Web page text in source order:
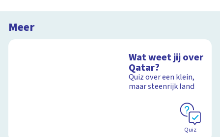
Meer
Wat weet jij over
Qatar?
Quiz over een klein,
maar steenrijk land
Quiz